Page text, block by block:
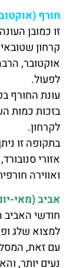
חורף
זו כמובן
קרחון
אוקטובר,
לפעול.
עונת החורף
בזכות כמות
לקרחון.
בתקופה זו
אזורי
ואווירה
אביב (מאי-
חודשי
למצוא שלג
עם זאת,
נעים יותר,